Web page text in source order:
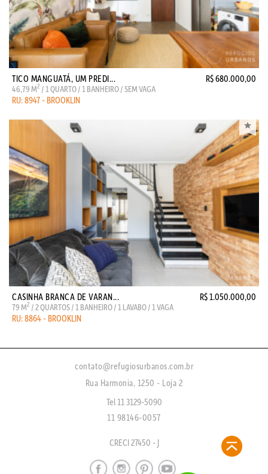
TICO MANGUATÁ, UM PREDI... R$ 680.000,00
46,79 M2 / 1 QUARTO / 1 BANHEIRO / SEM VAGA
RU: 8947 - BROOKLIN
CASINHA BRANCA DE VARAN... R$ 1.050.000,00
79 M2 / 2 QUARTOS / 1 BANHEIRO / 1 LAVABO / 1 VAGA
RU: 8864 - BROOKLIN
contato@refugiosurbanos.com.br
Rua Harmonia, 1250 - Loja 2
Tel 11 3129-5090
11 98146-0057
CRECI 27450 - J